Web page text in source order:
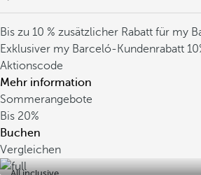
Bis zu 10 % zusätzlicher Rabatt für my
Exklusiver my Barceló-Kundenrabatt
Aktionscode
Mehr information
Sommerangebote
Bis 20%
Buchen
Vergleichen